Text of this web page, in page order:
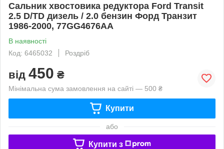
Сальник хвостовика редуктора Ford Transit
2.5 D/TD дизель / 2.0 бензин Форд Транзит
1986-2000, 77GG4676AA
В наявності
Код: 6465032
Роздріб
від 450 ₴
Мінімальна сума замовлення на сайті — 500 ₴
Купити
або
Купити з